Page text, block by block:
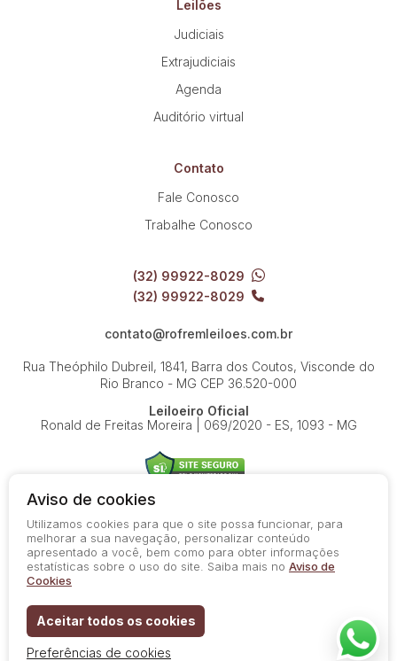
Leilões
Judiciais
Extrajudiciais
Agenda
Auditório virtual
Contato
Fale Conosco
Trabalhe Conosco
(32) 99922-8029
(32) 99922-8029
contato@rofremleiloes.com.br
Rua Theóphilo Dubreil, 1841, Barra dos Coutos, Visconde do
Rio Branco - MG CEP 36.520-000
Leiloeiro Oficial
Ronald de Freitas Moreira | 069/2020 - ES, 1093 - MG
© 2026-present - Todos os direitos reservados
Política de Privacidade
Termos de Uso
Aviso de cookies
Utilizamos cookies para que o site possa funcionar, para
melhorar a sua navegação, personalizar conteúdo
apresentado a você, bem como para obter informações
estatísticas sobre o uso do site. Saiba mais no Aviso de
Cookies
Aceitar todos os cookies
Preferências de cookies